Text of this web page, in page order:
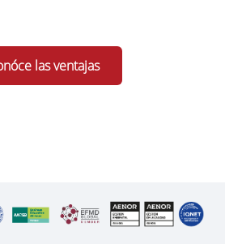
las ventajas